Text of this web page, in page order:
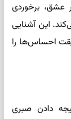
عشق، برخوردی
این آشنایی
احساس‌ها را
دادن صبری